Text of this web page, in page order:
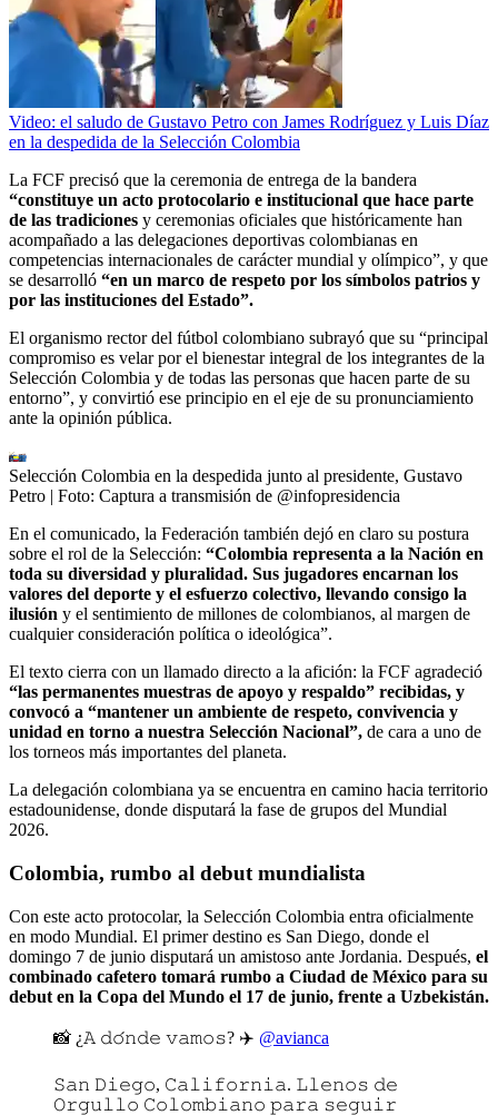
Video: el saludo de Gustavo Petro con James Rodríguez y Luis Díaz
en la despedida de la Selección Colombia
La FCF precisó que la ceremonia de entrega de la bandera
“constituye un acto protocolario e institucional que hace parte
de las tradiciones y ceremonias oficiales que históricamente han
acompañado a las delegaciones deportivas colombianas en
competencias internacionales de carácter mundial y olímpico”, y que
se desarrolló “en un marco de respeto por los símbolos patrios y
por las instituciones del Estado”.
El organismo rector del fútbol colombiano subrayó que su “principal
compromiso es velar por el bienestar integral de los integrantes de la
Selección Colombia y de todas las personas que hacen parte de su
entorno”, y convirtió ese principio en el eje de su pronunciamiento
ante la opinión pública.
Selección Colombia en la despedida junto al presidente, Gustavo
Petro | Foto: Captura a transmisión de @infopresidencia
En el comunicado, la Federación también dejó en claro su postura
sobre el rol de la Selección: “Colombia representa a la Nación en
toda su diversidad y pluralidad. Sus jugadores encarnan los
valores del deporte y el esfuerzo colectivo, llevando consigo la
ilusión y el sentimiento de millones de colombianos, al margen de
cualquier consideración política o ideológica”.
El texto cierra con un llamado directo a la afición: la FCF agradeció
“las permanentes muestras de apoyo y respaldo” recibidas, y
convocó a “mantener un ambiente de respeto, convivencia y
unidad en torno a nuestra Selección Nacional”, de cara a uno de
los torneos más importantes del planeta.
La delegación colombiana ya se encuentra en camino hacia territorio
estadounidense, donde disputará la fase de grupos del Mundial
2026.
Colombia, rumbo al debut mundialista
Con este acto protocolar, la Selección Colombia entra oficialmente
en modo Mundial. El primer destino es San Diego, donde el
domingo 7 de junio disputará un amistoso ante Jordania. Después, el
combinado cafetero tomará rumbo a Ciudad de México para su
debut en la Copa del Mundo el 17 de junio, frente a Uzbekistán.
📸 ¿𝙰 𝚍𝚘́𝚗𝚍𝚎 𝚟𝚊𝚖𝚘𝚜? ✈️ @avianca
𝚂𝚊𝚗 𝙳𝚒𝚎𝚐𝚘, 𝙲𝚊𝚕𝚒𝚏𝚘𝚛𝚗𝚒𝚊. 𝙻𝚕𝚎𝚗𝚘𝚜 𝚍𝚎
𝙾𝚛𝚐𝚞𝚕𝚕𝚘 𝙲𝚘𝚕𝚘𝚖𝚋𝚒𝚊𝚗𝚘 𝚙𝚊𝚛𝚊 𝚜𝚎𝚐𝚞𝚒𝚛